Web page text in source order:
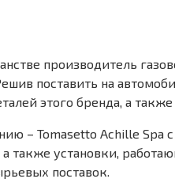
производитель
поставить на
этого бренда, а
– Tomasetto Achille Spa
установки,
поставок.